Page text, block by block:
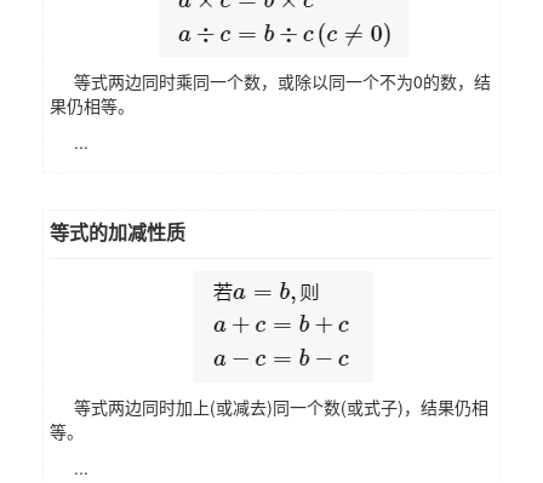
等式两边同时乘同一个数，或除以同一个不为0的数，结
果仍相等。
...
等式的加减性质
等式两边同时加上(或减去)同一个数(或式子)，结果仍相
等。
...